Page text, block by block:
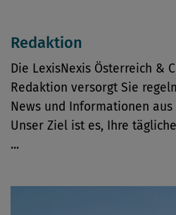
Redaktion
Die LexisNexis Österreich &
Redaktion versorgt Sie
News und Informationen
Unser Ziel ist es, Ihre
...